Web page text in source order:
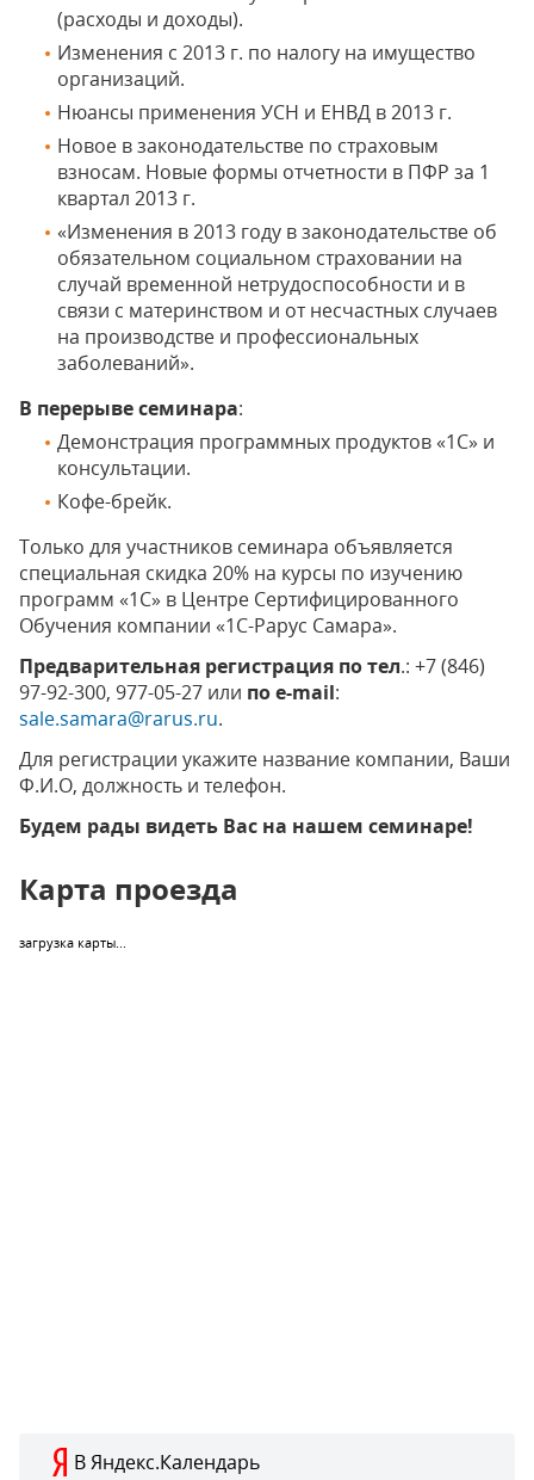
(расходы и доходы).
Изменения с 2013 г. по налогу на имущество
организаций.
Нюансы применения УСН и ЕНВД в 2013 г.
Новое в законодательстве по страховым
взносам. Новые формы отчетности в ПФР за 1
квартал 2013 г.
«Изменения в 2013 году в законодательстве об
обязательном социальном страховании на
случай временной нетрудоспособности и в
связи с материнством и от несчастных случаев
на производстве и профессиональных
заболеваний».
В перерыве семинара:
Демонстрация программных продуктов «1С» и
консультации.
Кофе-брейк.
Только для участников семинара объявляется
специальная скидка 20% на курсы по изучению
программ «1С» в Центре Сертифицированного
Обучения компании «1С-Рарус Самара».
Предварительная регистрация по тел.: +7 (846)
97-92-300, 977-05-27 или по e-mail:
sale.samara@rarus.ru.
Для регистрации укажите название компании, Ваши
Ф.И.О, должность и телефон.
Будем рады видеть Вас на нашем семинаре!
Карта проезда
загрузка карты...
В Яндекс.Календарь